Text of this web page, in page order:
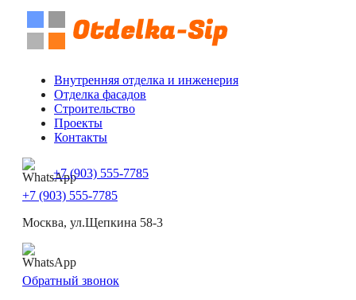
Внутренняя отделка и инженерия
Отделка фасадов
Строительство
Проекты
Контакты
+7 (903) 555-7785
+7 (903) 555-7785
Москва, ул.Щепкина 58-3
Обратный звонок